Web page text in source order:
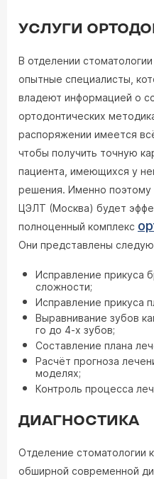
УСЛУГИ
В отделении
опытные специалисты,
владеют информацией о
ортодонтических
распоряжении имеется
чтобы получить точную
пациента, имеющихся у
решения. Именно поэтому
ЦЭЛТ (Москва) будет
полноценный комплекс
Они представлены
Исправление прикуса
сложности;
Исправление прикуса
Выравнивание зубов
го до 4-х зубов;
Составление плана
Расчёт прогноза
моделях;
Контроль процесса
ДИАГНОСТИКА
Отделение стоматологии
обширной современной